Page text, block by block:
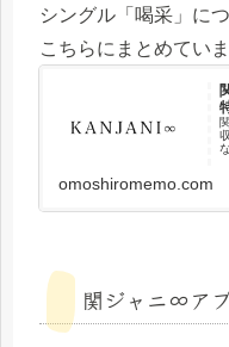
シングル「喝采」に
こちらにまとめてい
omoshiromemo.com
関ジャニ∞ア